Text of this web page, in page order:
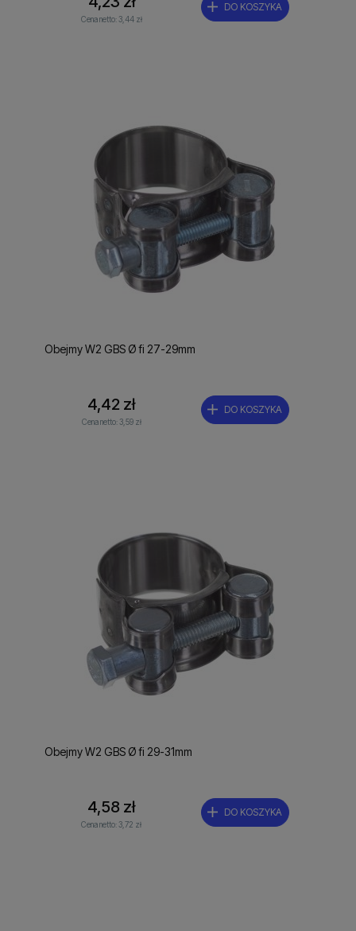
Cena netto:3,44 zł
DO KOSZYKA
Obejmy W2 GBS Ø fi 27-29mm
4,42 zł
Cena netto:3,59 zł
DO KOSZYKA
Obejmy W2 GBS Ø fi 29-31mm
4,58 zł
Cena netto:3,72 zł
DO KOSZYKA